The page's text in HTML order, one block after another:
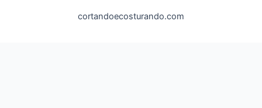
cortandoecosturando.com